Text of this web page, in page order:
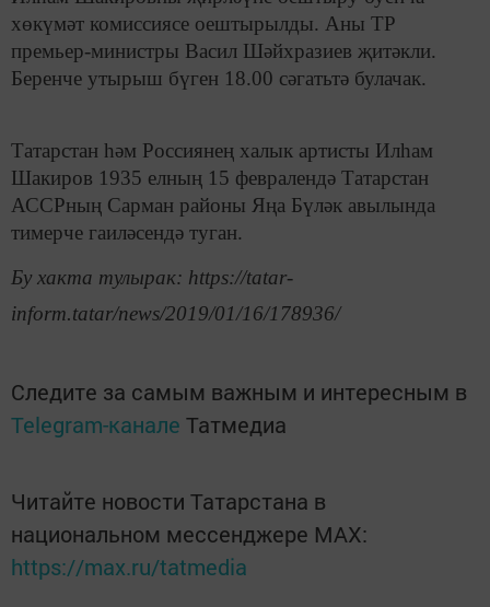
хөкүмәт комиссиясе оештырылды. Аны ТР
премьер-министры Васил Шәйхразиев җитәкли.
Беренче утырыш бүген 18.00 сәгатьтә булачак.
Татарстан һәм Россиянең халык артисты Илһам
Шакиров 1935 елның 15 февралендә Татарстан
АССРның Сарман районы Яңа Бүләк авылында
тимерче гаиләсендә туган.
Бу хакта тулырак: https://tatar-
inform.tatar/news/2019/01/16/178936/
Следите за самым важным и интересным в
Telegram-канале Татмедиа
Читайте новости Татарстана в
национальном мессенджере MАХ:
https://max.ru/tatmedia